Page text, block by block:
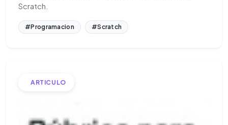
Scratch.
#Programacion #Scratch
ARTICULO